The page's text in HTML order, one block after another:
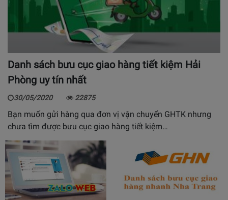
Danh sách bưu cục giao hàng tiết kiệm Hải
Phòng uy tín nhất
30/05/2020 22875
Bạn muốn gửi hàng qua đơn vị vận chuyển GHTK nhưng
chưa tìm được bưu cục giao hàng tiết kiệm…